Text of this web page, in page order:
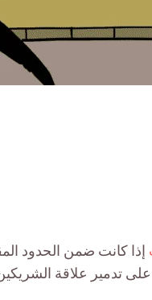
إذا كانت ضمن الحدود
تدمير علاقة